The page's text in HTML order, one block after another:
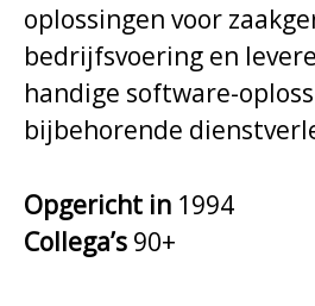
oplossingen voor
bedrijfsvoering en
handige software-
bijbehorende
Opgericht in 1994
Collega’s 90+